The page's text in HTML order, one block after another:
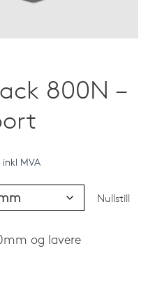
800N –
Prisområde:
6
inkl MVA
Nullstill
og lavere